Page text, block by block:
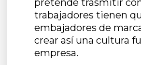
pretende trasmitir
trabajadores tienen
embajadores de
crear así una cultura
empresa.